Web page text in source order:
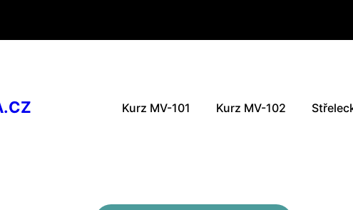
Kurz MV-101 Kurz MV-102